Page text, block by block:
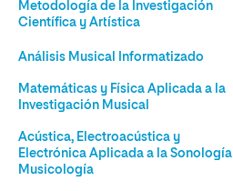
Metodología de la Investigación
Científica y Artística
Análisis Musical Informatizado
Matemáticas y Física Aplicada a la
Investigación Musical
Acústica, Electroacústica y
Electrónica Aplicada a la
Musicología